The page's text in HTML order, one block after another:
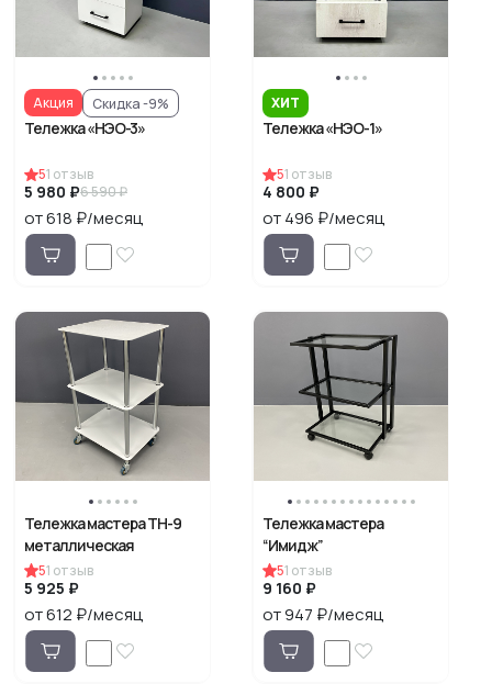
Акция Скидка -9%
Тележка «НЭО-3»
51 отзыв
5 980 ₽6 590 ₽
от 618 ₽/месяц
ХИТ
Тележка «НЭО-1»
51 отзыв
4 800 ₽
от 496 ₽/месяц
Тележка мастера ТН-9
металлическая
51 отзыв
5 925 ₽
от 612 ₽/месяц
Тележка мастера
“Имидж”
51 отзыв
9 160 ₽
от 947 ₽/месяц